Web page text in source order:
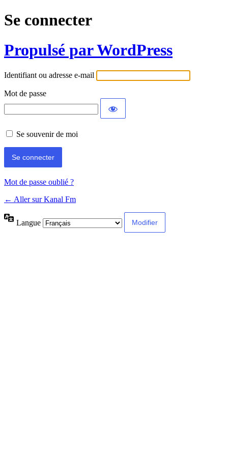
Se connecter
Propulsé par WordPress
Identifiant ou adresse e-mail
Mot de passe
Se souvenir de moi
Mot de passe oublié ?
← Aller sur Kanal Fm
Langue